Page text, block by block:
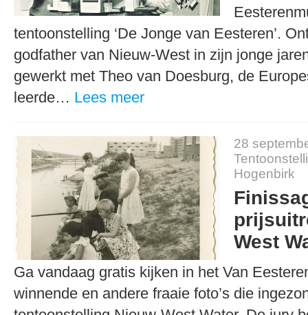
tentoonstelling ‘De Jonge van Eesteren’.
godfather van Nieuw-West in zijn jonge
gewerkt met Theo van Doesburg, de
leerde… Lees meer
28
Hogenbirk
West
Ga vandaag gratis kijken in het Van
winnende en andere fraaie foto’s die